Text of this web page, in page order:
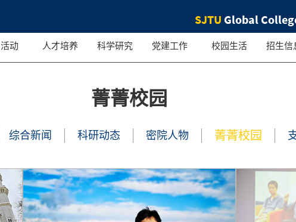
SJTU Global
活动 人才培养 科学研究 党建工作 校园生活 招生信
菁菁校园
综合新闻 科研动态 密院人物 菁菁校园